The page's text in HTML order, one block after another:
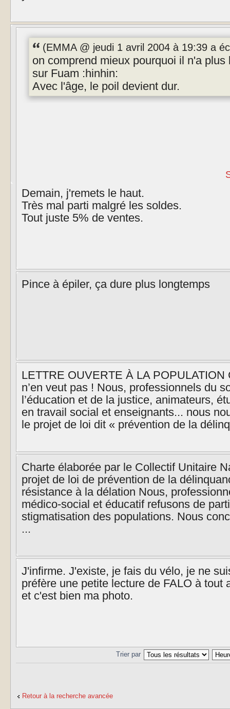
(EMMA @ jeudi 1 avril 2004 à 19:39 a
on comprend mieux pourquoi il n'a plus
sur Fuam :hinhin:
Avec l'âge, le poil devient dur.
Demain, j'remets le haut.
Très mal parti malgré les soldes.
Tout juste 5% de ventes.
Pince à épiler, ça dure plus longtemps
LETTRE OUVERTE À LA POPULATION
n’en veut pas ! Nous, professionnels du
l’éducation et de la justice, animateurs,
en travail social et enseignants... nous
le projet de loi dit « prévention de la
Charte élaborée par le Collectif Unitaire
projet de loi de prévention de la
résistance à la délation Nous,
médico-social et éducatif refusons de
stigmatisation des populations. Nous
...
J'infirme. J'existe, je fais du vélo, je ne
préfère une petite lecture de FALO à tout
et c'est bien ma photo.
Trier par
Retour à la recherche avancée